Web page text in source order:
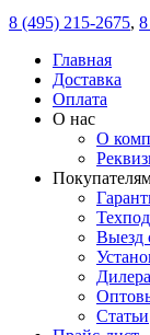
8 (495) 215-2675,
Главная
Доставка
Оплата
О нас
О
Выезд
Статьи